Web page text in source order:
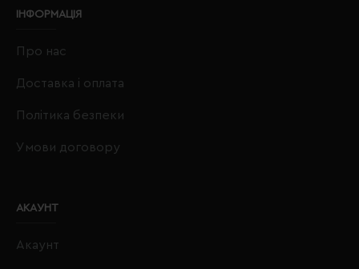
ІНФОРМАЦІЯ
Про нас
Доставка і оплата
Політика безпеки
Умови договору
АКАУНТ
Акаунт